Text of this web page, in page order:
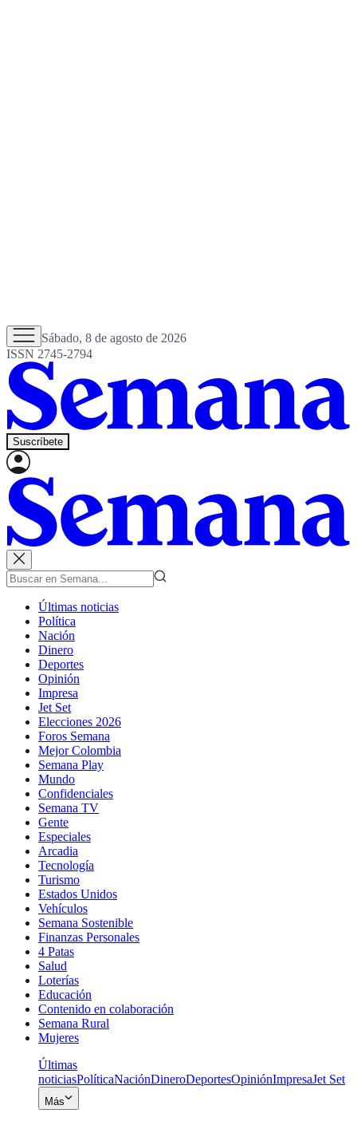
Sábado, 8 de agosto de 2026
ISSN 2745-2794
Suscríbete
Últimas noticias
Política
Nación
Dinero
Deportes
Opinión
Impresa
Jet Set
Elecciones 2026
Foros Semana
Mejor Colombia
Semana Play
Mundo
Confidenciales
Semana TV
Gente
Especiales
Arcadia
Tecnología
Turismo
Estados Unidos
Vehículos
Semana Sostenible
Finanzas Personales
4 Patas
Salud
Loterías
Educación
Contenido en colaboración
Semana Rural
Mujeres
Últimas
noticiasPolíticaNaciónDineroDeportesOpiniónImpresaJet Set
Más